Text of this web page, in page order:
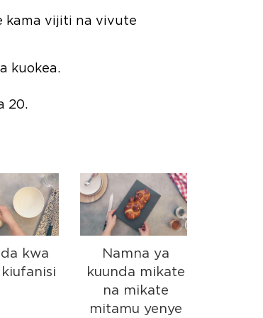
kama vijiti na vivute
kuokea.
20.
kwa
Namna ya
kuunda mikate
na mikate
mitamu yenye